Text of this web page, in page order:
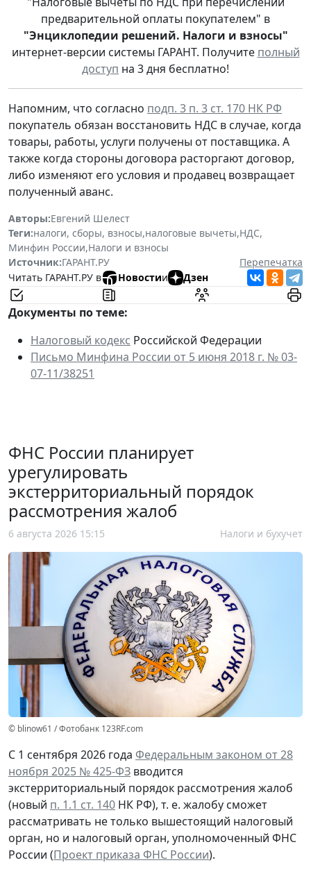
предварительной оплаты покупателем" в
"Энциклопедии решений. Налоги и взносы"
интернет-версии системы ГАРАНТ. Получите полный
доступ на 3 дня бесплатно!
Напомним, что согласно подп. 3 п. 3 ст. 170 НК РФ
покупатель обязан восстановить НДС в случае, когда
товары, работы, услуги получены от поставщика. А
также когда стороны договора расторгают договор,
либо изменяют его условия и продавец возвращает
полученный аванс.
Авторы:Евгений Шелест
Теги:налоги, сборы, взносы,налоговые вычеты,НДС,
Минфин России,Налоги и взносы
Источник:ГАРАНТ.РУ
Перепечатка
Читать ГАРАНТ.РУ в
Новостии Дзен
Документы по теме:
Налоговый кодекс Российской Федерации
Письмо Минфина России от 5 июня 2018 г. № 03-
07-11/38251
ФНС России планирует
урегулировать
экстерриториальный порядок
рассмотрения жалоб
6 августа 2026 15:15 Налоги и бухучет
© blinow61 / Фотобанк 123RF.com
С 1 сентября 2026 года Федеральным законом от 28
ноября 2025 № 425-ФЗ вводится
экстерриториальный порядок рассмотрения жалоб
(новый п. 1.1 ст. 140 НК РФ), т. е. жалобу сможет
рассматривать не только вышестоящий налоговый
орган, но и налоговый орган, уполномоченный ФНС
России (Проект приказа ФНС России).